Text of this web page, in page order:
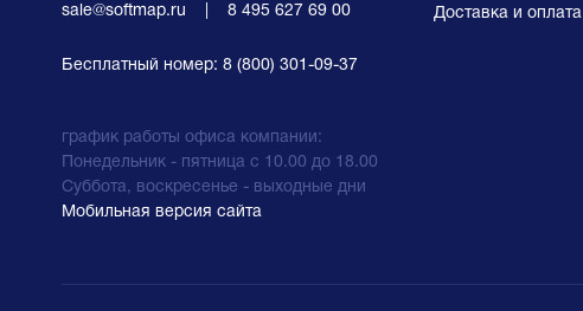
sale@softmap.ru 8 495 627 69 00
Бесплатный номер: 8 (800) 301-09-37
график работы офиса компании:
Понедельник - пятница с 10.00 до 18.00
Суббота, воскресенье - выходные дни
Доставка и оплата
Мобильная версия сайта